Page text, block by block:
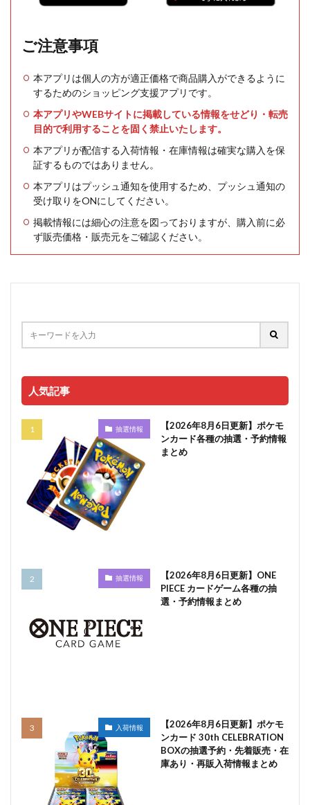
ご注意事項
本アプリは個人の方が適正価格で商品購入ができるように
するためのショッピング支援アプリです。
本アプリやWEBサイトに掲載している情報をせどり・転売
目的で利用することを固く禁止いたします。
本アプリが配信する入荷情報・在庫情報は確実な購入を保
証するものではありません。
本アプリはプッシュ通知を使用するため、プッシュ通知の
受け取りをONにしてください。
掲載情報には細心の注意を図っておりますが、購入前に必
ず販売価格・販売元をご確認ください。
人気記事
抽選情報
【2026年8月6日更新】ポケモ
ンカード各種の抽選・予約情報
まとめ
抽選情報
【2026年8月6日更新】ONE
PIECE カードゲーム各種の抽
選・予約情報まとめ
入荷情報
【2026年8月6日更新】ポケモ
ンカード 30th CELEBRATION
BOXの抽選予約・先着販売・在
庫あり・再販入荷情報まとめ